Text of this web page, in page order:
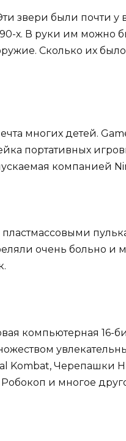
звери были почти у
х. В руки им можно
Сколько их было
многих детей.
портативных
компанией
пластмассовыми
очень больно и
компьютерная 16-
Kombat, Черепашки
и многое